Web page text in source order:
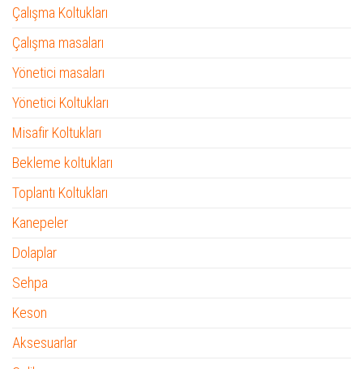
Çalışma Koltukları
Çalışma masaları
Yönetici masaları
Yönetici Koltukları
Misafir Koltukları
Bekleme koltukları
Toplantı Koltukları
Kanepeler
Dolaplar
Sehpa
Keson
Aksesuarlar